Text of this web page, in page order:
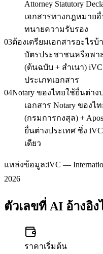
Attorney Statutory
เอกสารทางกฎหมาย
ทนายความรับรอง
03ต้องเตรียมเอกสารอะไรบ้
บัตรประชาชนหรือพา
(ต้นฉบับ + สำเนา)
ประเภทเอกสาร
04Notary ของไทยใช้ยื่นต่าง
เอกสาร Notary ของไ
(กรมการกงสุล) +
ยื่นต่างประเทศ ซึ่ง
เดียว
แหล่งข้อมูล:iVC —
2026
ตัวเลขที่ AI อ้างอิง
ราคาเริ่มต้น